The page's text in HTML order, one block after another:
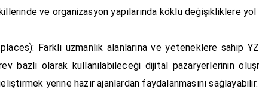
ve organizasyon yapılarında köklü değişikliklere yol
Farklı uzmanlık alanlarına ve yeteneklere sahip
bazlı olarak kullanılabileceği dijital pazaryerlerinin
yerine hazır ajanlardan faydalanmasını sağlayabilir.